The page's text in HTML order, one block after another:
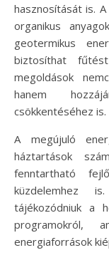
hasznosítását is.
organikus
geotermikus
biztosíthat
megoldások
hanem
csökkentéséhez is.
A megújuló
háztartások
fenntartható
küzdelemhez
tájékozódniuk a
programokról,
energiaforrások